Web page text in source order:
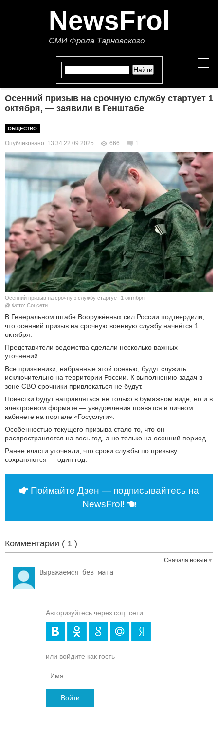
NewsFrol
СМИ Фрола Тарновского
НОВОСТИ
ПОЛИТИКА
ЭКОНОМИКА
В МИРЕ
ОБЩЕСТВО
КУЛЬТУРА
НАУКА
СПОРТ
АВТО И МОТО
ЭГОИЗМ
БЛОГ
Осенний призыв на срочную службу стартует 1
октября, — заявили в Генштабе
ОБЩЕСТВО
Опубликовано: 13:34 22.09.2025 666 1
Осенний призыв на срочную службу стартует 1 октября
@ Фото: Соцсети
В Генеральном штабе Вооружённых сил России подтвердили,
что осенний призыв на срочную военную службу начнётся 1
октября.
Представители ведомства сделали несколько важных
уточнений:
Все призывники, набранные этой осенью, будут служить
исключительно на территории России. К выполнению задач в
зоне СВО срочники привлекаться не будут.
Повестки будут направляться не только в бумажном виде, но и в
электронном формате — уведомления появятся в личном
кабинете на портале «Госуслуги».
Особенностью текущего призыва стало то, что он
распространяется на весь год, а не только на осенний период.
Ранее власти уточняли, что сроки службы по призыву
сохраняются — один год.
Поймайте Дзен — подписывайтесь на
NewsFrol!
Комментарии ( 1 )
Сначала новые
Авторизуйтесь через соц. сети
или войдите как гость
Войти